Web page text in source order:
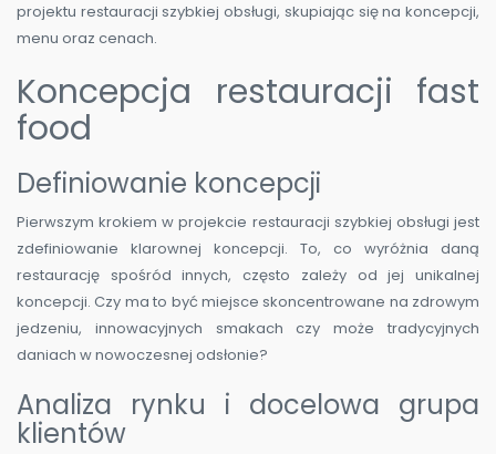
projektu restauracji szybkiej obsługi, skupiając się na koncepcji,
menu oraz cenach.
Koncepcja restauracji fast
food
Definiowanie koncepcji
Pierwszym krokiem w projekcie restauracji szybkiej obsługi jest
zdefiniowanie klarownej koncepcji. To, co wyróżnia daną
restaurację spośród innych, często zależy od jej unikalnej
koncepcji. Czy ma to być miejsce skoncentrowane na zdrowym
jedzeniu, innowacyjnych smakach czy może tradycyjnych
daniach w nowoczesnej odsłonie?
Analiza rynku i docelowa grupa
klientów